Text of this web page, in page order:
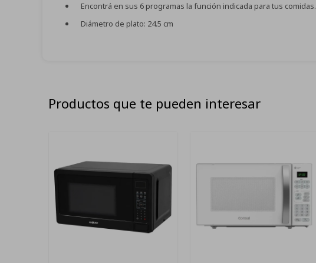
Encontrá en sus 6 programas la función indicada para tus comidas.
Diámetro de plato: 24.5 cm
Productos que te pueden interesar